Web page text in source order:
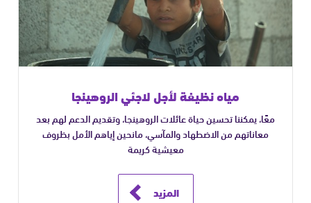
مياه نظيفة لأجل لاجئي الروهينجا
معًا، يمكننا تحسين حياة عائلات الروهينجا، وتقديم الدعم لهم بعد
معاناتهم من الاضطهاد والمآسي، مانحين إياهم الأمل بظروف
معيشية كريمة
المزيد